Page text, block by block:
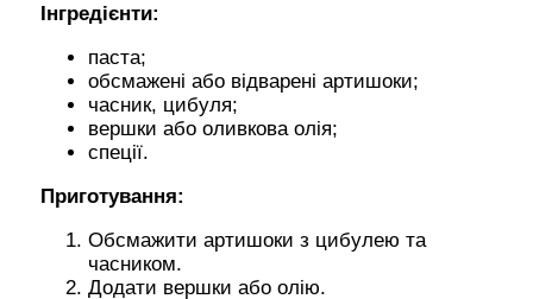
Інгредієнти:
паста;
обсмажені або відварені артишоки;
часник, цибуля;
вершки або оливкова олія;
спеції.
Приготування:
Обсмажити артишоки з цибулею та
часником.
Додати вершки або олію.